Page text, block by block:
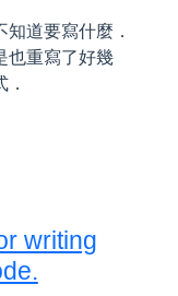
道要寫什麼．
也重寫了好幾
writing